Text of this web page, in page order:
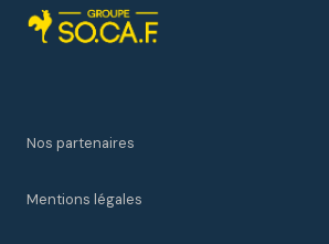
Nos partenaires
Mentions légales